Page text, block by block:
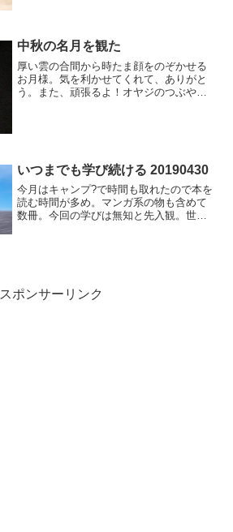
中秋の名月を観た
厚い雲の合間から時たま顔をのぞかせる
お月様。気を利かせてくれて、ありがと
う。また、頑張るよ！オヤジのつぶや
いつまでも学び続ける 20190430
今月はキャンプ?で時間も取れたので本を
読む時間が多め。マンガ系の物も含めて
数冊。今回の学びは無知と先入観。世界
スポンサーリンク